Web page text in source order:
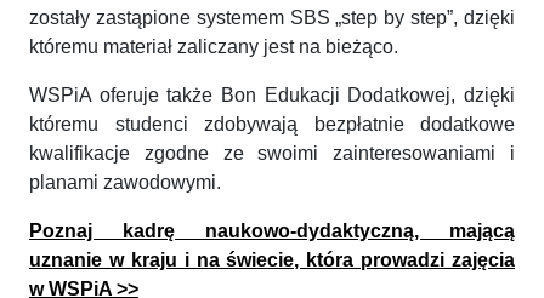
zostały zastąpione systemem SBS „step by step”, dzięki
któremu materiał zaliczany jest na bieżąco.
WSPiA oferuje także Bon Edukacji Dodatkowej, dzięki
któremu studenci zdobywają bezpłatnie dodatkowe
kwalifikacje zgodne ze swoimi zainteresowaniami i
planami zawodowymi.
Poznaj kadrę naukowo-dydaktyczną, mającą
uznanie w kraju i na świecie, która prowadzi zajęcia
w WSPiA >>